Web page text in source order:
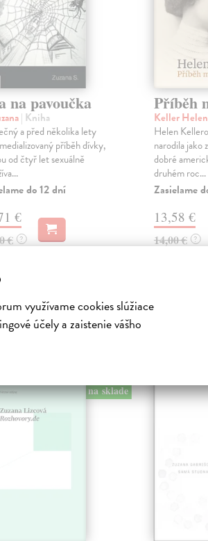
využívame cookies slúžiace
účely a zaistenie vášho
na pavoučka
| Kniha
a před několika lety
příběh dívky,
od čtyř let sexuálně
do 12 dní
€
€ ?
Příběh
Keller Helen
Helen
narodila jako
dobré
druhém roc...
Zasielame
13,58 €
14,00 € ?
vkusom si
na sklade